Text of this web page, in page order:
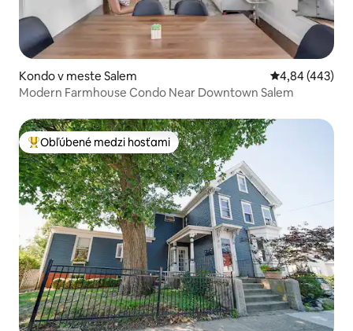
Kondo v meste Salem Priemerné
4,84 (443)
Modern Farmhouse Condo Near Downtown Salem
Najobľúbenejšie medzi hosťami
Obľúbené medzi hosťami